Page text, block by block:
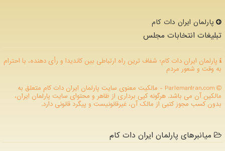
پارلمان ایران دات كام
تبلیغات انتخابات مجلس
پارلمان ایران دات کام؛ شفاف ترین راه ارتباطی بین کاندیدا و رأی دهنده، با احترام
به وقت و شعور مردم
ParlemanIran.com - مالکیت معنوی سایت پارلمان ایران دات كام متعلق به
مالکین آن می باشد. هرگونه کپی برداری از ظاهر و محتوای سایت پارلمان ایران،
بدون کسب مجوز کتبی از مالک آن، غیرقانونیست و پیگرد قانونی دارد.
میانبرهای پارلمان ایران دات کام